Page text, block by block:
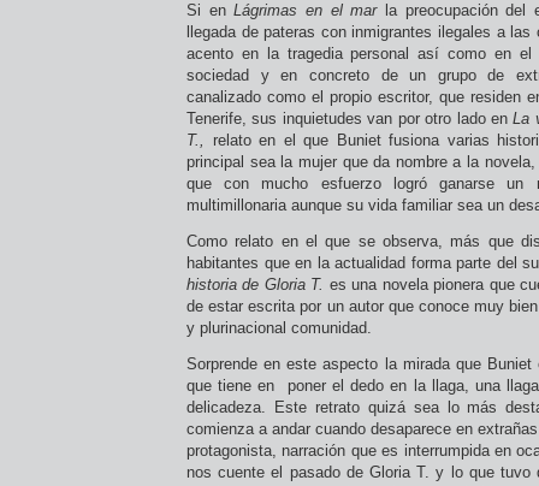
Si enLágrimas en el marla preocupación del
llegada de pateras con inmigrantes ilegales a
acento en la tragedia personal así como en el
sociedad y en concreto de un grupo de
canalizado como el propio escritor, que residen
Tenerife, sus inquietudes van por otro lado enLa
T., relato en el que Buniet fusiona varias
principal sea la mujer que da nombre a la
que con mucho esfuerzo logró ganarse un
multimillonaria aunque su vida familiar sea un
Como relato en el que se observa, más que
habitantes que en la actualidad forma parte del
historia de Gloria T. es una novela pionera que
de estar escrita por un autor que conoce muy
y plurinacional comunidad.
Sorprende en este aspecto la mirada que
que tiene en poner el dedo en la llaga, una
delicadeza. Este retrato quizá sea lo más
comienza a andar cuando desaparece en
protagonista, narración que es interrumpida en
nos cuente el pasado de Gloria T. y lo que tuvo